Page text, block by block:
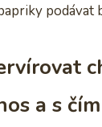
podávat
a s